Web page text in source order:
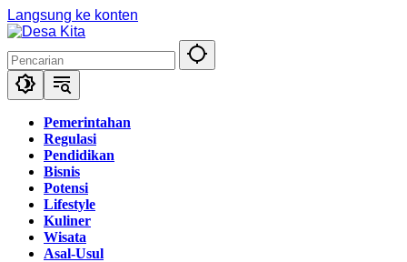
Langsung ke konten
Pemerintahan
Regulasi
Pendidikan
Bisnis
Potensi
Lifestyle
Kuliner
Wisata
Asal-Usul